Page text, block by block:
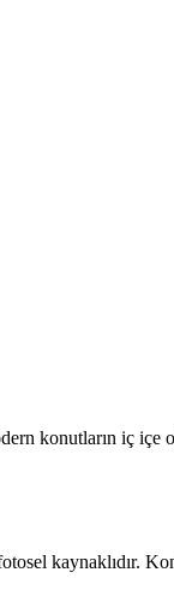
konutların iç içe
kaynaklıdır.